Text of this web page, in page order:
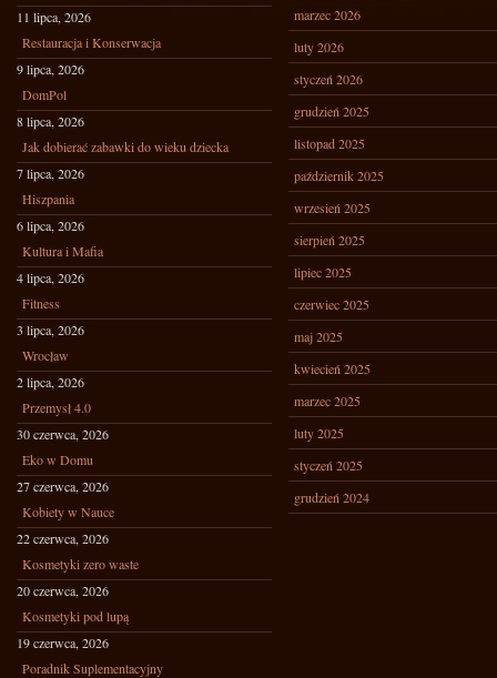
11 lipca, 2026
Restauracja i Konserwacja
9 lipca, 2026
DomPol
8 lipca, 2026
Jak dobierać zabawki do wieku dziecka
7 lipca, 2026
Hiszpania
6 lipca, 2026
Kultura i Mafia
4 lipca, 2026
Fitness
3 lipca, 2026
Wrocław
2 lipca, 2026
Przemysł 4.0
30 czerwca, 2026
Eko w Domu
27 czerwca, 2026
Kobiety w Nauce
22 czerwca, 2026
Kosmetyki zero waste
20 czerwca, 2026
Kosmetyki pod lupą
19 czerwca, 2026
Poradnik Suplementacyjny
marzec 2026
luty 2026
styczeń 2026
grudzień 2025
listopad 2025
październik 2025
wrzesień 2025
sierpień 2025
lipiec 2025
czerwiec 2025
maj 2025
kwiecień 2025
marzec 2025
luty 2025
styczeń 2025
grudzień 2024